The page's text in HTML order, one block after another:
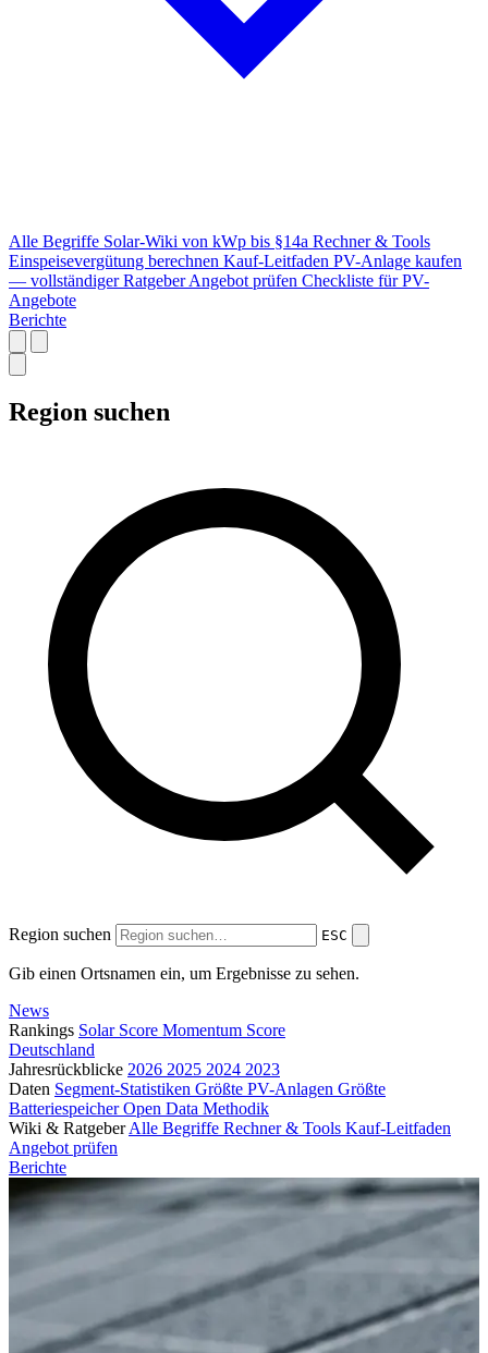
Alle Begriffe Solar-Wiki von kWp bis §14a Rechner & Tools
Einspeisevergütung berechnen Kauf-Leitfaden PV-Anlage kaufen
— vollständiger Ratgeber Angebot prüfen Checkliste für PV-
Angebote
Berichte
Region suchen
Region suchen ESC
Gib einen Ortsnamen ein, um Ergebnisse zu sehen.
News
Rankings Solar Score Momentum Score
Deutschland
Jahresrückblicke 2026 2025 2024 2023
Daten Segment-Statistiken Größte PV-Anlagen Größte
BatteriespeicherOpen Data Methodik
Wiki & Ratgeber Alle Begriffe Rechner & Tools Kauf-Leitfaden
Angebot prüfen
Berichte